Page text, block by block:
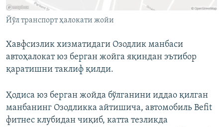
Йўл транспорт ҳалокати жойи
Хавфсизлик хизматидаги Озодлик манбаси
автоҳалокат юз берган жойга яқиндан эътибор
қаратишни таклиф қилди.
Ҳодиса юз берган жойда бўлганини иддао қилган
манбанинг Озодликка айтишича, автомобиль Befit
фитнес клубидан чиқиб, катта тезликда